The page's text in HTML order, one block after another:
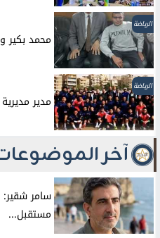
الرياضة
محمد بكير
الرياضة
مدير
آخر
مستقبل...